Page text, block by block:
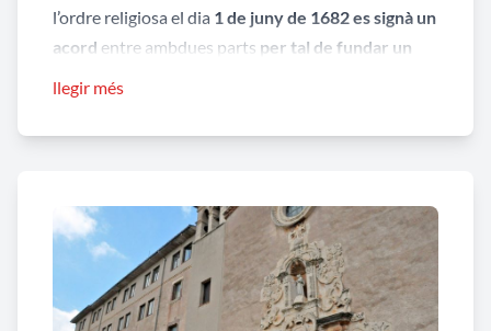
l’ordre religiosa el dia 1 de juny de 1682 es signà un
acord entre ambdues parts per tal de fundar un
document que donava llicència perquè l’ordre
napolitans en una casa del carrer de les Joies.
Despréses traslladaren al carrer de Sant Sebastià
al Raval de Dalt,i finalment el 1703pogueren
inaugurar l’edifici emplaçat
al peu del turó de la
llegir més